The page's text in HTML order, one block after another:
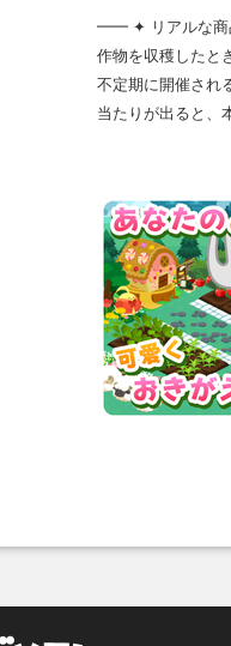
━━ ✦ リアルな
作物を収穫したと
不定期に開催され
当たりが出ると、